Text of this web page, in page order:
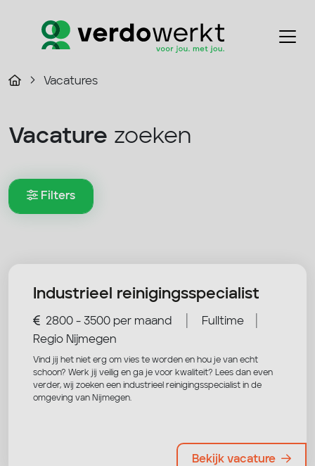
Vacatures
Vacature zoeken
Filters
Industrieel reinigingsspecialist
2800 - 3500 per maand Fulltime
Regio Nijmegen
Vind jij het niet erg om vies te worden en hou je van echt
schoon? Werk jij veilig en ga je voor kwaliteit? Lees dan even
verder, wij zoeken een industrieel reinigingsspecialist in de
omgeving van Nijmegen.
Bekijk vacature